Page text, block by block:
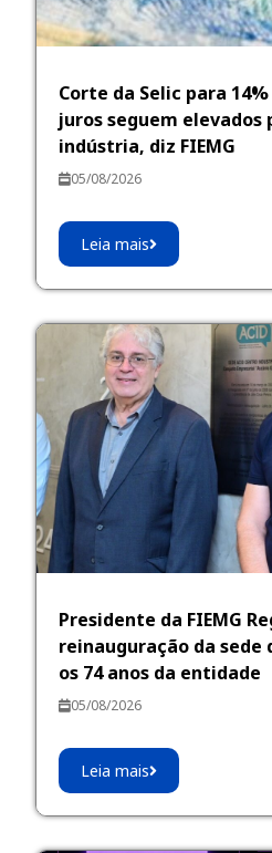
Corte da Selic para
juros seguem elevados
indústria, diz FIEMG
05/08/2026
Leia mais
Presidente da FIEMG
reinauguração da sede
os 74 anos da entidade
05/08/2026
Leia mais